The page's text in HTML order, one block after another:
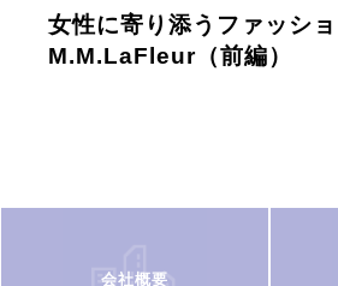
女性に寄り添うファッシ
M.M.LaFleur（前編）
会社概要